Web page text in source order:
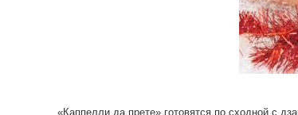
«Каппелли да прете» готовятся по сходной с